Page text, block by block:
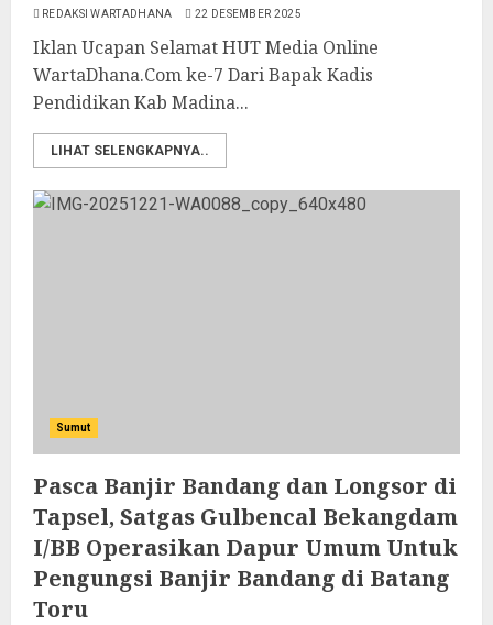
REDAKSI WARTADHANA 22 DESEMBER 2025
Iklan Ucapan Selamat HUT Media Online
WartaDhana.Com ke-7 Dari Bapak Kadis
Pendidikan Kab Madina...
LIHAT SELENGKAPNYA..
Sumut
Pasca Banjir Bandang dan Longsor di
Tapsel, Satgas Gulbencal Bekangdam
I/BB Operasikan Dapur Umum Untuk
Pengungsi Banjir Bandang di Batang
Toru